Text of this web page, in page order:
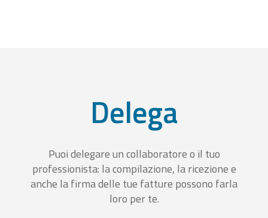
Delega
Puoi delegare un collaboratore o il tuo
professionista: la compilazione, la ricezione e
anche la firma delle tue fatture possono farla
loro per te.